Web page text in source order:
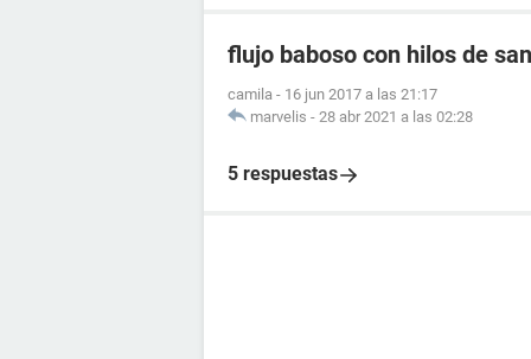
flujo baboso con hilos de
camila - 16 jun 2017 a las 21:17
marvelis - 28 abr 2021 a las 02:28
5 respuestas